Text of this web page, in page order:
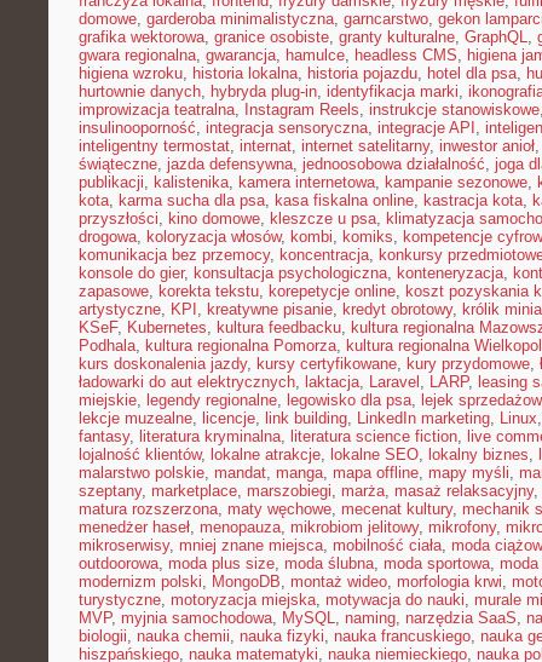
domowe, garderoba minimalistyczna, garncarstwo, gekon
grafika wektorowa, granice osobiste, granty kulturalne, GraphQL,
gwara regionalna, gwarancja, hamulce, headless CMS, higiena
higiena wzroku, historia lokalna, historia pojazdu, hotel dla psa,
hurtownie danych, hybryda plug-in, identyfikacja marki,
improwizacja teatralna, Instagram Reels, instrukcje stanowiskowe
insulinooporność, integracja sensoryczna, integracje API ,
inteligentny termostat, internat, internet satelitarny, inwestor anioł
świąteczne, jazda defensywna, jednoosobowa działalność, joga
publikacji, kalistenika, kamera internetowa, kampanie sezonowe,
kota, karma sucha dla psa, kasa fiskalna online, kastracja kota,
przyszłości, kino domowe, kleszcze u psa, klimatyzacja
drogowa, koloryzacja włosów, kombi, komiks, kompetencje
komunikacja bez przemocy, koncentracja, konkursy
konsole do gier, konsultacja psychologiczna, konteneryzacja,
zapasowe, korekta tekstu, korepetycje online, koszt pozyskania
artystyczne, KPI , kreatywne pisanie, kredyt obrotowy, królik
KSeF, Kubernetes, kultura feedbacku, kultura regionalna
Podhala, kultura regionalna Pomorza, kultura regionalna
kurs doskonalenia jazdy, kursy certyfikowane, kury przydomowe,
ładowarki do aut elektrycznych, laktacja, Laravel , LARP, leasing
miejskie, legendy regionalne, legowisko dla psa, lejek
lekcje muzealne, licencje, link building, LinkedIn marketing, Linux
fantasy, literatura kryminalna, literatura science fiction, live
lojalność klientów, lokalne atrakcje, lokalne SEO, lokalny biznes,
malarstwo polskie, mandat, manga, mapa offline, mapy myśli,
szeptany, marketplace, marszobiegi, marża, masaż relaksacyjny,
matura rozszerzona, maty węchowe, mecenat kultury, mechanik
menedżer haseł, menopauza, mikrobiom jelitowy, mikrofony,
mikroserwisy, mniej znane miejsca, mobilność ciała, moda
outdoorowa, moda plus size, moda ślubna, moda sportowa,
modernizm polski, MongoDB, montaż wideo, morfologia krwi,
turystyczne, motoryzacja miejska, motywacja do nauki, murale
MVP, myjnia samochodowa, MySQL, naming, narzędzia SaaS,
biologii, nauka chemii, nauka fizyki, nauka francuskiego, nauka
hiszpańskiego, nauka matematyki, nauka niemieckiego, nauka